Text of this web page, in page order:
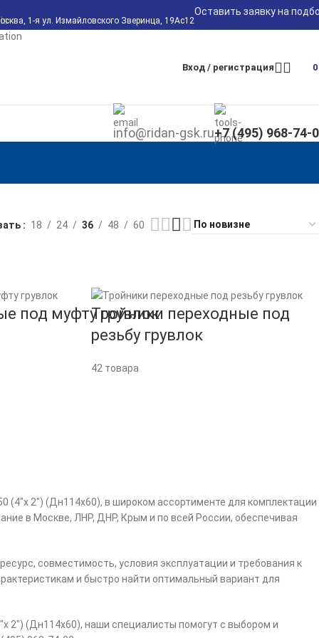
1-я ул. Измайловского Зверинца, 19Ас12
Оставить заявку на
Вход / регистрация 0
info@ridan-gsk.ru+7 (495) 968-74-
18 24 36 48 60
под муфту грувлокТройники переходные под
резьбу грувлок
42 товара
2″) (Дн114х60), в широком ассортименте для комплектации
в Москве, ЛНР, ДНР, Крым и по всей России, обеспечивая
совместимость, условия эксплуатации и требования к
и быстро найти оптимальный вариант для
2″) (Дн114х60), наши специалисты помогут с выбором и